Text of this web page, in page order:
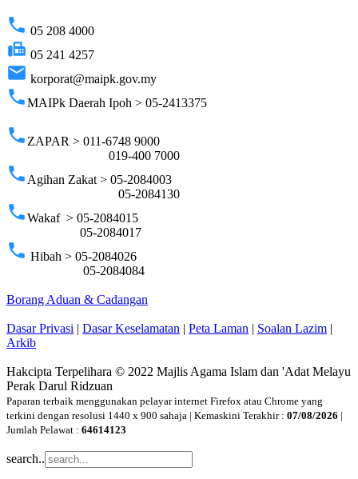
phone 05 208 4000
fax 05 241 4257
email korporat@maipk.gov.my
phoneMAIPk Daerah Ipoh > 05-2413375
phone ZAPAR > 011-6748 9000
019-400 7000
phone Agihan Zakat > 05-2084003
05-2084130
phoneWakaf > 05-2084015
05-2084017
phone Hibah > 05-2084026
05-2084084
Borang Aduan & Cadangan
Dasar Privasi | Dasar Keselamatan | Peta Laman | Soalan Lazim |
Arkib
Hakcipta Terpelihara © 2022 Majlis Agama Islam dan 'Adat Melayu
Perak Darul Ridzuan
Paparan terbaik menggunakan pelayar internet Firefox atau Chrome yang
terkini dengan resolusi 1440 x 900 sahaja | Kemaskini Terakhir : 07/08/2026 |
Jumlah Pelawat : 64614123
search..